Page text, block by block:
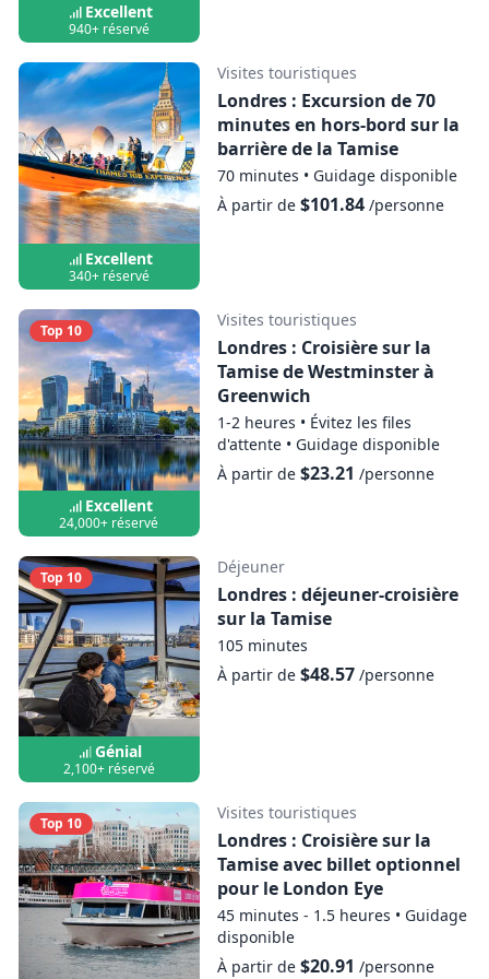
Les personnes souffrant de problèmes
cardiaques ou dorsaux, ainsi que les
femmes enceintes, ne peuvent pas voyager.
Au moins un adulte de plus de 18 ans doit
être à bord avec les enfants de moins de 13
ans.
THAMES RIB EXPERIENCE fonctionne par
tous les temps et des ponchos jetables sont
fournis lors de toutes les excursions en cas
de besoin.
Excellent
940+ réservé
Excellent
340+ réservé
Visites touristiques
Londres : Excursion de 70
minutes en hors-bord sur la
barrière de la Tamise
70 minutes • Guidage disponible
À partir de $101.84/personne
Top 10
Excellent
24,000+ réservé
Visites touristiques
Londres : Croisière sur la
Tamise de Westminster à
Greenwich
1-2 heures • Évitez les files
d'attente • Guidage disponible
À partir de $23.21 /personne
Top 10
Génial
2,100+ réservé
Déjeuner
Londres : déjeuner-croisière
sur la Tamise
105 minutes
À partir de $48.57/personne
Top 10
Visites touristiques
Londres : Croisière sur la
Tamise avec billet optionnel
pour le London Eye
45 minutes - 1.5 heures • Guidage
disponible
À partir de $20.91 /personne